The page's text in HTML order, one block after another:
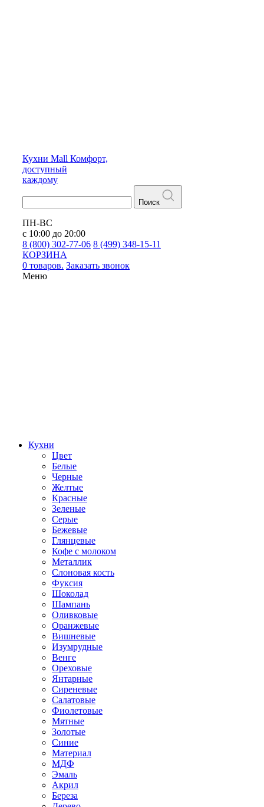
Кухни Mall Комфорт,
доступный
каждому
Поиск
ПН-ВС
с 10:00 до 20:00
8 (800) 302-77-06 8 (499) 348-15-11
КОРЗИНА
0 товаров. Заказать звонок
Меню
Кухни
Цвет
Белые
Черные
Желтые
Красные
Зеленые
Серые
Бежевые
Глянцевые
Кофе с молоком
Металлик
Слоновая кость
Фуксия
Шоколад
Шампань
Оливковые
Оранжевые
Вишневые
Изумрудные
Венге
Ореховые
Янтарные
Сиреневые
Салатовые
Фиолетовые
Мятные
Золотые
Синие
Материал
МДФ
Эмаль
Акрил
Береза